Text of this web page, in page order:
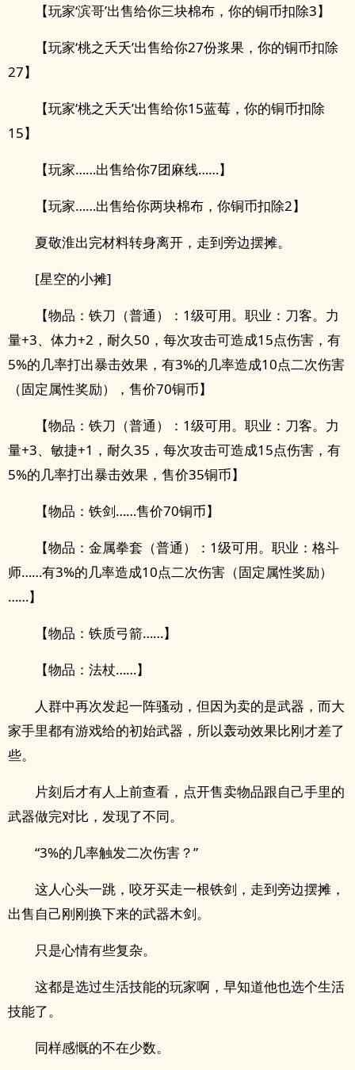
【玩家‘滨哥’出售给你三块棉布，你的铜币扣除3】
【玩家‘桃之夭夭’出售给你27份浆果，你的铜币扣除
27】
【玩家‘桃之夭夭’出售给你15蓝莓，你的铜币扣除
15】
【玩家……出售给你7团麻线……】
【玩家……出售给你两块棉布，你铜币扣除2】
夏敬淮出完材料转身离开，走到旁边摆摊。
[星空的小摊]
【物品：铁刀（普通）：1级可用。职业：刀客。力
量+3、体力+2，耐久50，每次攻击可造成15点伤害，有
5%的几率打出暴击效果，有3%的几率造成10点二次伤害
（固定属性奖励），售价70铜币】
【物品：铁刀（普通）：1级可用。职业：刀客。力
量+3、敏捷+1，耐久35，每次攻击可造成15点伤害，有
5%的几率打出暴击效果，售价35铜币】
【物品：铁剑……售价70铜币】
【物品：金属拳套（普通）：1级可用。职业：格斗
师……有3%的几率造成10点二次伤害（固定属性奖励）
……】
【物品：铁质弓箭……】
【物品：法杖……】
人群中再次发起一阵骚动，但因为卖的是武器，而大
家手里都有游戏给的初始武器，所以轰动效果比刚才差了
些。
片刻后才有人上前查看，点开售卖物品跟自己手里的
武器做完对比，发现了不同。
“3%的几率触发二次伤害？”
这人心头一跳，咬牙买走一根铁剑，走到旁边摆摊，
出售自己刚刚换下来的武器木剑。
只是心情有些复杂。
这都是选过生活技能的玩家啊，早知道他也选个生活
技能了。
同样感慨的不在少数。